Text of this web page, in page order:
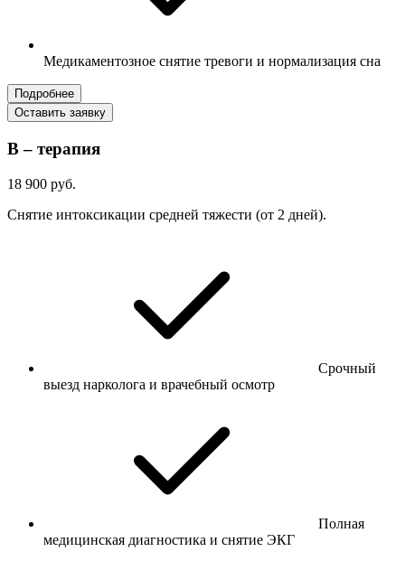
Медикаментозное снятие тревоги и нормализация сна
Подробнее
Оставить заявку
В – терапия
18 900 руб.
Снятие интоксикации средней тяжести (от 2 дней).
Срочный
выезд нарколога и врачебный осмотр
Полная
медицинская диагностика и снятие ЭКГ